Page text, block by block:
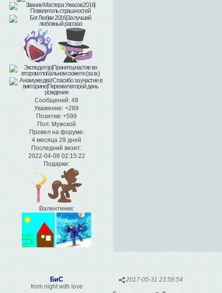
Сообщений: 49
Уважение: +289
Позитив: +599
Пол: Мужской
Провел на форуме:
4 месяца 29 дней
Последний визит:
2022-04-08 02:15:22
Подарки:
Валентинки:
2017-05-31 23:59:54
БиС
from night with love